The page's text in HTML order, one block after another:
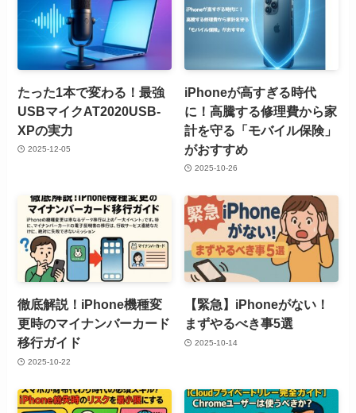
たった1本で変わる！最強
USBマイクAT2020USB-
XPの実力
2025-12-05
iPhoneが高すぎる時代
に！高騰する修理費から家
計を守る「モバイル保険」
がおすすめ
2025-10-26
徹底解説！iPhone機種変
更時のマイナンバーカード
移行ガイド
2025-10-22
【緊急】iPhoneがない！
まずやるべき事5選
2025-10-14